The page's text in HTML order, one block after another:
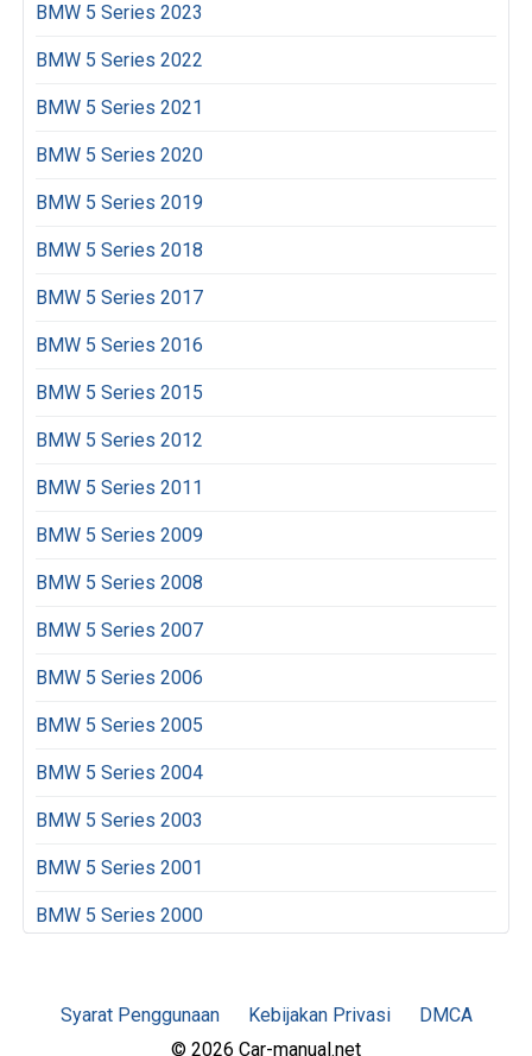
BMW 5 Series 2023
BMW 5 Series 2022
BMW 5 Series 2021
BMW 5 Series 2020
BMW 5 Series 2019
BMW 5 Series 2018
BMW 5 Series 2017
BMW 5 Series 2016
BMW 5 Series 2015
BMW 5 Series 2012
BMW 5 Series 2011
BMW 5 Series 2009
BMW 5 Series 2008
BMW 5 Series 2007
BMW 5 Series 2006
BMW 5 Series 2005
BMW 5 Series 2004
BMW 5 Series 2003
BMW 5 Series 2001
BMW 5 Series 2000
Syarat Penggunaan Kebijakan Privasi
DMCA
© 2026 Car-manual.net